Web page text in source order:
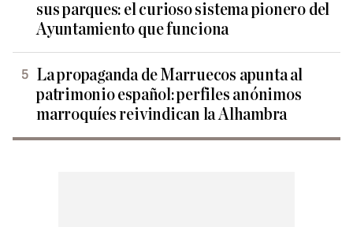
sus parques: el curioso sistema pionero del
Ayuntamiento que funciona
La propaganda de Marruecos apunta al
patrimonio español: perfiles anónimos
marroquíes reivindican la Alhambra